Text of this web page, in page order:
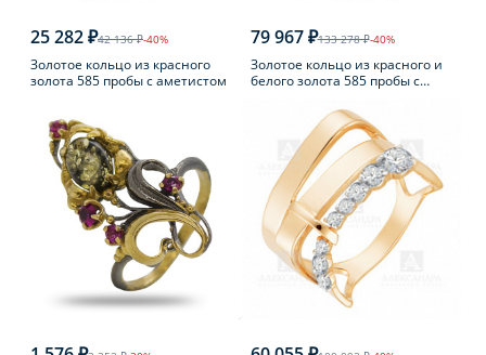
25 282 ₽42 136 ₽-40%
Золотое кольцо из красного
золота 585 пробы с аметистом
79 967 ₽133 278 ₽-40%
Золотое кольцо из красного и
белого золота 585 пробы с